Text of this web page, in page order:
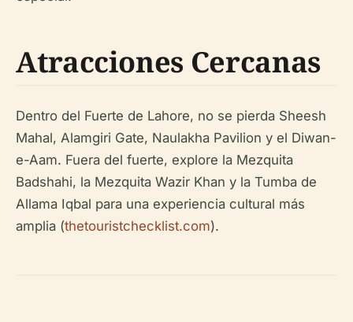
Atracciones Cercanas
Dentro del Fuerte de Lahore, no se pierda Sheesh
Mahal, Alamgiri Gate, Naulakha Pavilion y el Diwan-
e-Aam. Fuera del fuerte, explore la Mezquita
Badshahi, la Mezquita Wazir Khan y la Tumba de
Allama Iqbal para una experiencia cultural más
amplia (thetouristchecklist.com).